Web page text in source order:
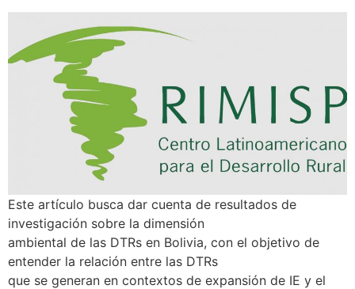
Este artículo busca dar cuenta de resultados de
investigación sobre la dimensión
ambiental de las DTRs en Bolivia, con el objetivo de
entender la relación entre las DTRs
que se generan en contextos de expansión de IE y el